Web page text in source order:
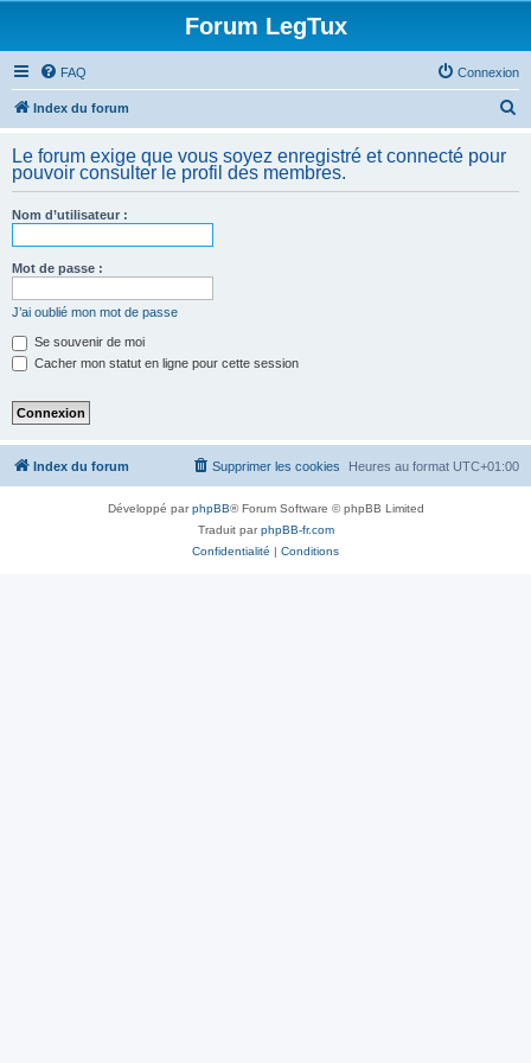
Forum LegTux
FAQ Connexion
Index du forum
h
Le forum exige que vous soyez enregistré et connecté pour
pouvoir consulter le profil des membres.
Nom d’utilisateur :
Mot de passe :
J’ai oublié mon mot de passe
Se souvenir de moi
Cacher mon statut en ligne pour cette session
Index du forum Heures au format UTC+01:00
Supprimer les cookies
Développé parphpBB® Forum Software © phpBB Limited
Traduit parphpBB-fr.com
Confidentialité | Conditions